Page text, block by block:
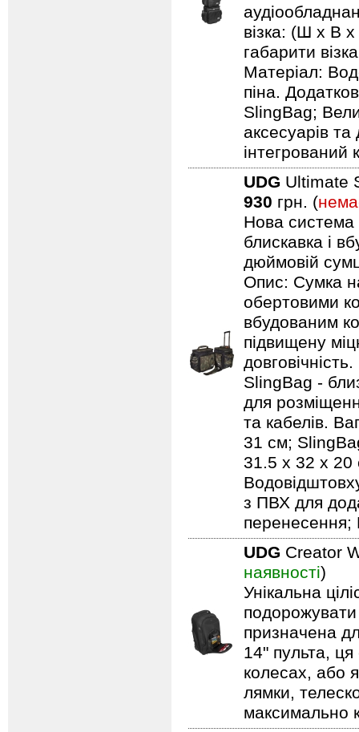
візка: (Ш х В
габарити
Матеріал:
піна.
SlingBag;
аксесуарів та
інтегрований
UDG Ultimate
930 грн. (
Нова система
блискавка і
дюймовій
Опис: Сумка
обертовими
вбудованим
підвищену
SlingBag -
для
та кабелів.
31 см;
31.5 x 32 x 20
з ПВХ для
перенесення;
UDG Creator
наявності)
Унікальна
подорожувати
призначена
14" пульта,
колесах, або
лямки,
максимально